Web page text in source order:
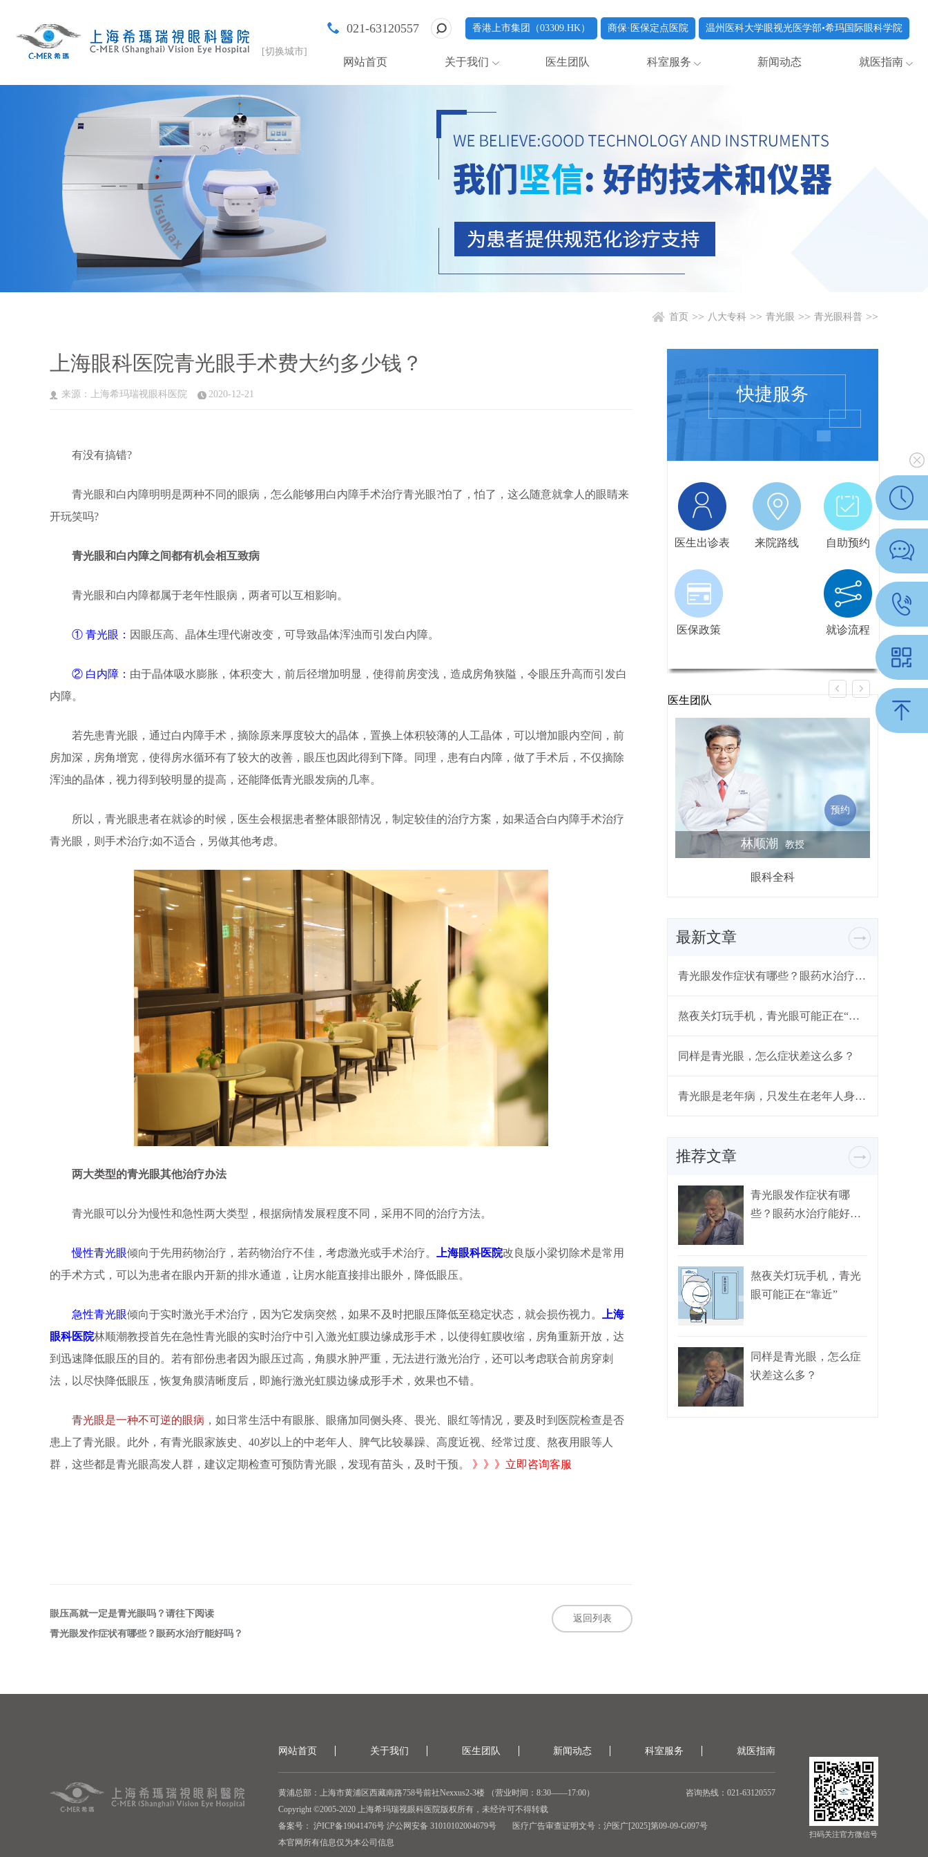
[切换城市]
021-63120557 香港上市集团（03309.HK） 商保·医保定点医院 温州医科大学眼视光医学部•希玛国际眼科学院
网站首页 关于我们 医生团队 科室服务 新闻动态 就医指南
首页 >> 八大专科 >> 青光眼 >> 青光眼科普 >>
上海眼科医院青光眼手术费大约多少钱？
来源：上海希玛瑞视眼科医院 2020-12-21
有没有搞错?
青光眼和白内障明明是两种不同的眼病，怎么能够用白内障手术治疗青光眼?怕了，怕了，这么随意就拿人的眼睛来
开玩笑吗?
青光眼和白内障之间都有机会相互致病
青光眼和白内障都属于老年性眼病，两者可以互相影响。
① 青光眼： 因眼压高、晶体生理代谢改变，可导致晶体浑浊而引发白内障。
② 白内障： 由于晶体吸水膨胀，体积变大，前后径增加明显，使得前房变浅，造成房角狭隘，令眼压升高而引发白
内障。
若先患青光眼，通过白内障手术，摘除原来厚度较大的晶体，置换上体积较薄的人工晶体，可以增加眼内空间，前
房加深，房角增宽，使得房水循环有了较大的改善，眼压也因此得到下降。同理，患有白内障，做了手术后，不仅摘除
浑浊的晶体，视力得到较明显的提高，还能降低青光眼发病的几率。
所以，青光眼患者在就诊的时候，医生会根据患者整体眼部情况，制定较佳的治疗方案，如果适合白内障手术治疗
青光眼，则手术治疗;如不适合，另做其他考虑。
两大类型的青光眼其他治疗办法
青光眼可以分为慢性和急性两大类型，根据病情发展程度不同，采用不同的治疗方法。
慢性青光眼倾向于先用药物治疗，若药物治疗不佳，考虑激光或手术治疗。 上海眼科医院改良版小梁切除术是常用
的手术方式，可以为患者在眼内开新的排水通道，让房水能直接排出眼外，降低眼压。
急性青光眼倾向于实时激光手术治疗，因为它发病突然，如果不及时把眼压降低至稳定状态，就会损伤视力。
上海
眼科医院林顺潮教授首先在急性青光眼的实时治疗中引入激光虹膜边缘成形手术，以使得虹膜收缩，房角重新开放，达
到迅速降低眼压的目的。若有部份患者因为眼压过高，角膜水肿严重，无法进行激光治疗，还可以考虑联合前房穿刺
法，以尽快降低眼压，恢复角膜清晰度后，即施行激光虹膜边缘成形手术，效果也不错。
青光眼是一种不可逆的眼病 ，如日常生活中有眼胀、眼痛加同侧头疼、畏光、眼红等情况，要及时到医院检查是否
患上了青光眼。此外，有青光眼家族史、40岁以上的中老年人、脾气比较暴躁、高度近视、经常过度、熬夜用眼等人
群，这些都是青光眼高发人群，建议定期检查可预防青光眼，发现有苗头，及时干预。 》》》立即咨询客服
眼压高就一定是青光眼吗？请往下阅读
青光眼发作症状有哪些？眼药水治疗能好吗？
返回列表
快捷服务
医生出诊表 来院路线 自助预约
医保政策 就诊流程
医生团队
林顺潮 教授
预约
眼科全科
最新文章
青光眼发作症状有哪些？眼药水治疗能好吗？
熬夜关灯玩手机，青光眼可能正在“靠近”
同样是青光眼，怎么症状差这么多？
青光眼是老年病，只发生在老年人身上？
推荐文章
青光眼发作症状有哪
些？眼药水治疗能好
熬夜关灯玩手机，青光
眼可能正在“靠近”
同样是青光眼，怎么症
状差这么多？
网站首页 关于我们 医生团队 新闻动态 科室服务 就医指南
黄浦总部：上海市黄浦区西藏南路758号前社Nexxus2-3楼 （营业时间：8:30——17:00）
咨询热线：021-63120557
Copyright ©2005-2020 上海希玛瑞视眼科医院版权所有，未经许可不得转载
备案号： 沪ICP备19041476号 沪公网安备 31010102004679号
医疗广告审查证明文号： 沪医广[2025]第09-09-G097号
本官网所有信息仅为本公司信息
扫码关注官方微信号